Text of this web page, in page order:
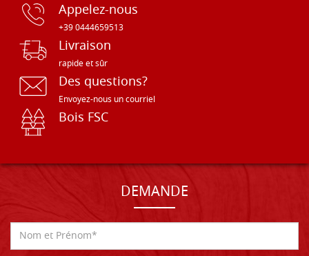
Appelez-nous
+39 0444659513
Livraison
rapide et sûr
Des questions?
Envoyez-nous un courriel
Bois FSC
DEMANDE